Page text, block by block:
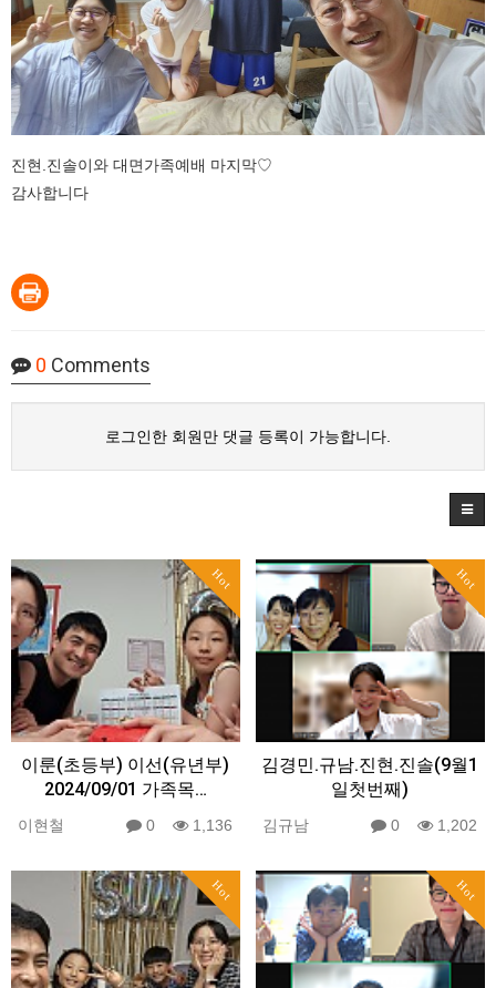
진현.진솔이와 대면가족예배 마지막♡
감사합니다
0 Comments
로그인한 회원만 댓글 등록이 가능합니다.
Hot
이룬(초등부) 이선(유년부)
2024/09/01 가족목…
이현철 0 1,136
Hot
김경민.규남.진현.진솔(9월1
일첫번째)
김규남 0 1,202
Hot Hot